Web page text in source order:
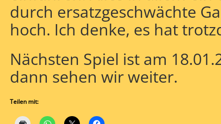
durch ersatzgeschwächte
hoch. Ich denke, es hat
Nächsten Spiel ist am
dann sehen wir weiter.
Teilen mit: